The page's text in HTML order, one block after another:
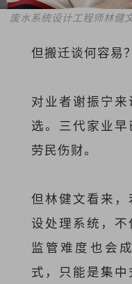
废水系统设计工程师林健
但搬迁谈何容易？
对业者谢振宁
选。三代家业
劳民伤财。
但林健文看来
设处理系统，不
监管难度也会
式，只能是集